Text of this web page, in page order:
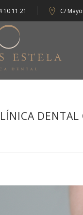
10 11 21 C/
DENTAL